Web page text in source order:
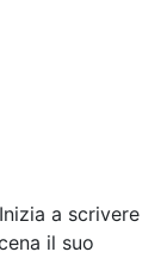
a scrivere
il suo